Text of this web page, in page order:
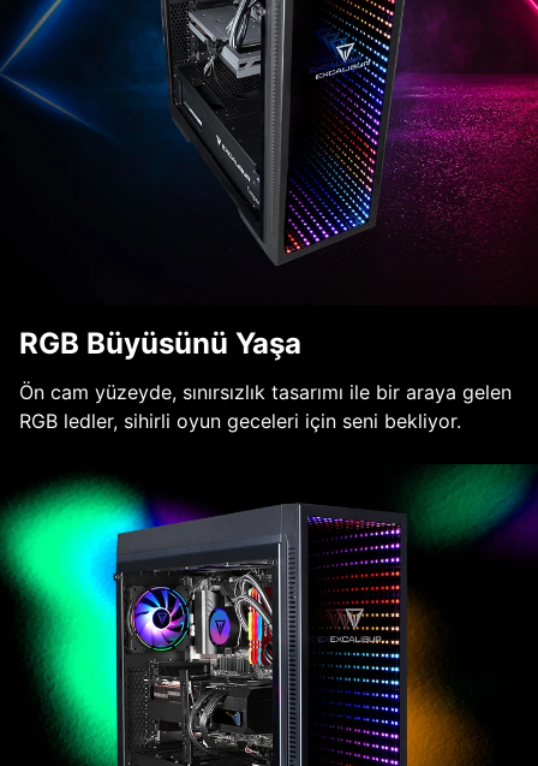
RGB Büyüsünü Yaşa
Ön cam yüzeyde, sınırsızlık tasarımı ile bir araya gelen
RGB ledler, sihirli oyun geceleri için seni bekliyor.